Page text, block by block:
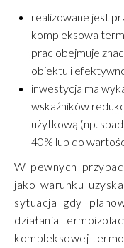
realizowane jest
kompleksowa
prac obejmuje
obiektu i
inwestycja ma
wskaźników
użytkową (np.
40% lub do
W pewnych
jako warunku
sytuacja gdy
działania
kompleksowej